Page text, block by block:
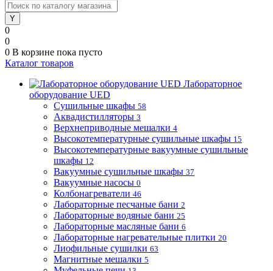
0
0
0 В корзине пока пусто
Каталог товаров
Лабораторное
оборудование UED
Сушильные шкафы 58
Аквадистилляторы 3
Верхнеприводные мешалки 4
Высокотемпературные сушильные шкафы 15
Высокотемпературные вакуумные сушильные
шкафы 12
Вакуумные сушильные шкафы 37
Вакуумные насосы 0
Колбонагреватели 46
Лабораторные песчаные бани 2
Лабораторные водяные бани 25
Лабораторные масляные бани 6
Лабораторные нагревательные плитки 20
Лиофильные сушилки 63
Магнитные мешалки 5